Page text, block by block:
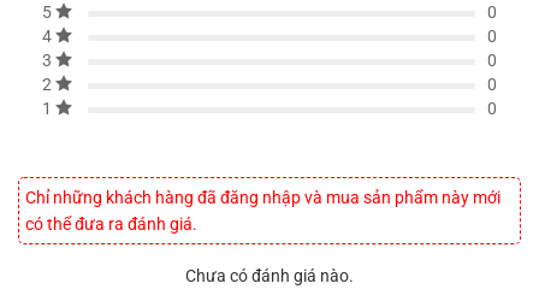
5
0
4
0
3
0
2
0
1
0
Chỉ những khách hàng đã đăng nhập và mua sản phẩm này mới
có thể đưa ra đánh giá.
Chưa có đánh giá nào.